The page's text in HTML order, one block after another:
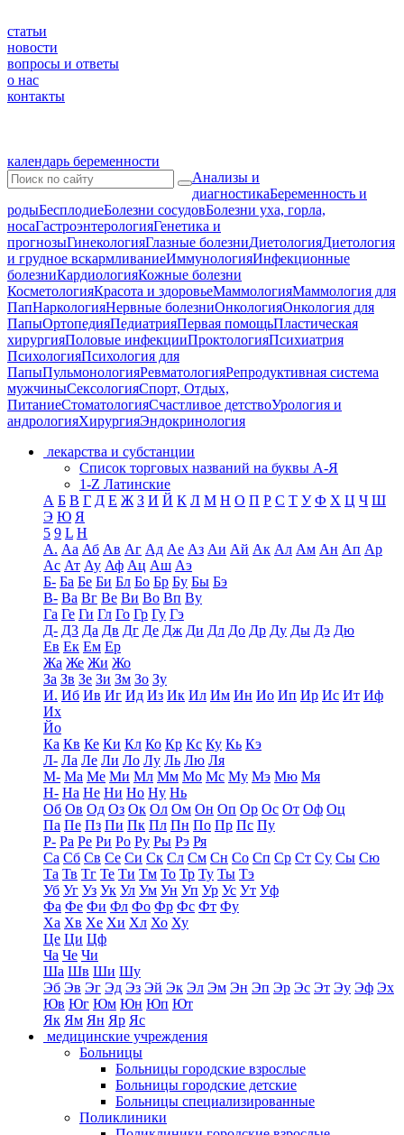
статьи
новости
вопросы и ответы
о нас
контакты
календарь беременности
Анализы и
диагностикаБеременность и
родыБесплодиеБолезни сосудовБолезни уха, горла,
носаГастроэнтерологияГенетика и
прогнозыГинекологияГлазные болезниДиетологияДиетология
и грудное вскармливаниеИммунологияИнфекционные
болезниКардиологияКожные болезни
КосметологияКрасота и здоровьеМаммологияМаммология для
ПапНаркологияНервные болезниОнкологияОнкология для
ПапыОртопедияПедиатрияПервая помощьПластическая
хирургияПоловые инфекцииПроктологияПсихиатрия
ПсихологияПсихология для
ПапыПульмонологияРевматологияРепродуктивная система
мужчиныСексологияСпорт, Отдых,
ПитаниеСтоматологияСчастливое детствоУрология и
андрологияХирургияЭндокринология
лекарства и субстанции
Список торговых названий на буквы А-Я
1-Z Латинские
А Б В Г Д Е Ж З И Й К Л М Н О П Р С Т У Ф Х Ц Ч Ш
Э Ю Я
5 9 L H
А. Аа Аб Ав Аг Ад Ае Аз Аи Ай Ак Ал Ам Ан Ап Ар
Ас Ат Ау Аф Ац Аш Аэ
Б- Ба Бе Би Бл Бо Бр Бу Бы Бэ
В- Ва Вг Ве Ви Во Вп Ву
Га Ге Ги Гл Го Гр Гу Гэ
Д- Д3 Да Дв Дг Де Дж Ди Дл До Др Ду Ды Дэ Дю
Ев Ек Ем Ер
Жа Же Жи Жо
За Зв Зе Зи Зм Зо Зу
И. Иб Ив Иг Ид Из Ик Ил Им Ин Ио Ип Ир Ис Ит Иф
Их
Йо
Ка Кв Ке Ки Кл Ко Кр Кс Ку Кь Кэ
Л- Ла Ле Ли Ло Лу Ль Лю Ля
М- Ма Ме Ми Мл Мм Мо Мс Му Мэ Мю Мя
Н- На Не Ни Но Ну Нь
Об Ов Од Оз Ок Ол Ом Он Оп Ор Ос От Оф Оц
Па Пе Пз Пи Пк Пл Пн По Пр Пс Пу
Р- Ра Ре Ри Ро Ру Ры Рэ Ря
Са Сб Св Се Си Ск Сл См Сн Со Сп Ср Ст Су Сы Сю
Та Тв Тг Те Ти Тм То Тр Ту Ты Тэ
Уб Уг Уз Ук Ул Ум Ун Уп Ур Ус Ут Уф
Фа Фе Фи Фл Фо Фр Фс Фт Фу
Ха Хв Хе Хи Хл Хо Ху
Це Ци Цф
Ча Че Чи
Ша Шв Ши Шу
Эб Эв Эг Эд Эз Эй Эк Эл Эм Эн Эп Эр Эс Эт Эу Эф Эх
Юв Юг Юм Юн Юп Ют
Як Ям Ян Яр Яс
медицинские учреждения
Больницы
Больницы городские взрослые
Больницы городские детские
Больницы специализированные
Поликлиники